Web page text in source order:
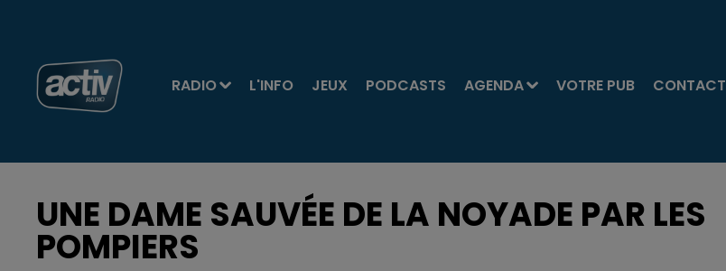
RADIO L'INFO JEUX PODCASTS AGENDA VOTRE PUB CONTACT
UNE DAME SAUVÉE DE LA NOYADE PAR LES
POMPIERS